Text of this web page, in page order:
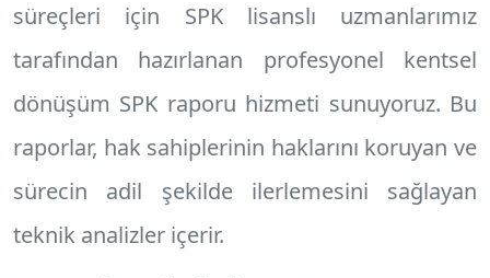
süreçleri için SPK lisanslı uzmanlarımız
tarafından hazırlanan profesyonel kentsel
dönüşüm SPK raporu hizmeti sunuyoruz. Bu
raporlar, hak sahiplerinin haklarını koruyan ve
sürecin adil şekilde ilerlemesini sağlayan
teknik analizler içerir.